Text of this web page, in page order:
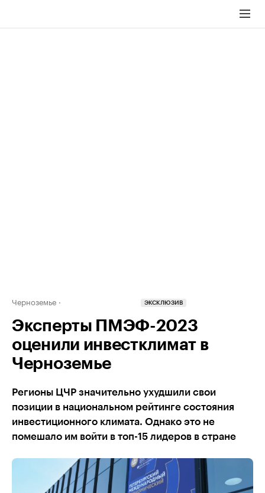
Черноземье ЭКСКЛЮЗИВ
Эксперты ПМЭФ-2023
оценили инвестклимат в
Черноземье
Регионы ЦЧР значительно ухудшили свои
позиции в национальном рейтинге состояния
инвестиционного климата. Однако это не
помешало им войти в топ-15 лидеров в стране